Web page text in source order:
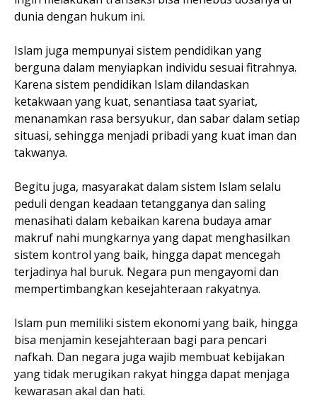
dunia dengan hukum ini.
Islam juga mempunyai sistem pendidikan yang
berguna dalam menyiapkan individu sesuai fitrahnya.
Karena sistem pendidikan Islam dilandaskan
ketakwaan yang kuat, senantiasa taat syariat,
menanamkan rasa bersyukur, dan sabar dalam setiap
situasi, sehingga menjadi pribadi yang kuat iman dan
takwanya.
Begitu juga, masyarakat dalam sistem Islam selalu
peduli dengan keadaan tetangganya dan saling
menasihati dalam kebaikan karena budaya amar
makruf nahi mungkarnya yang dapat menghasilkan
sistem kontrol yang baik, hingga dapat mencegah
terjadinya hal buruk. Negara pun mengayomi dan
mempertimbangkan kesejahteraan rakyatnya.
Islam pun memiliki sistem ekonomi yang baik, hingga
bisa menjamin kesejahteraan bagi para pencari
nafkah. Dan negara juga wajib membuat kebijakan
yang tidak merugikan rakyat hingga dapat menjaga
kewarasan akal dan hati.